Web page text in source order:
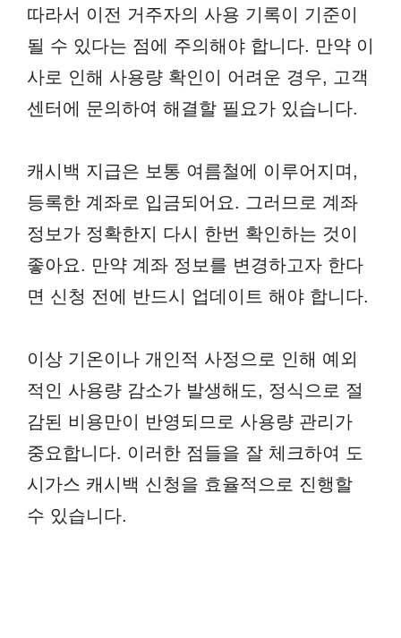
따라서 이전 거주자의 사용 기록이 기준이
될 수 있다는 점에 주의해야 합니다. 만약 이
사로 인해 사용량 확인이 어려운 경우, 고객
센터에 문의하여 해결할 필요가 있습니다.
캐시백 지급은 보통 여름철에 이루어지며,
등록한 계좌로 입금되어요. 그러므로 계좌
정보가 정확한지 다시 한번 확인하는 것이
좋아요. 만약 계좌 정보를 변경하고자 한다
면 신청 전에 반드시 업데이트 해야 합니다.
이상 기온이나 개인적 사정으로 인해 예외
적인 사용량 감소가 발생해도, 정식으로 절
감된 비용만이 반영되므로 사용량 관리가
중요합니다. 이러한 점들을 잘 체크하여 도
시가스 캐시백 신청을 효율적으로 진행할
수 있습니다.